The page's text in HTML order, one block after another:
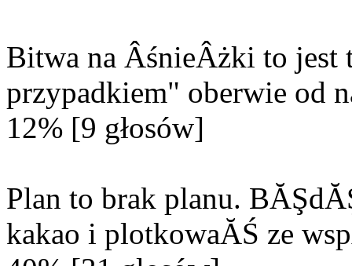
Bitwa na ÂśnieÂżki to jest
przypadkiem" oberwie od
12% [9 głosów]
Plan to brak planu.
kakao i plotkowaĂŚ ze